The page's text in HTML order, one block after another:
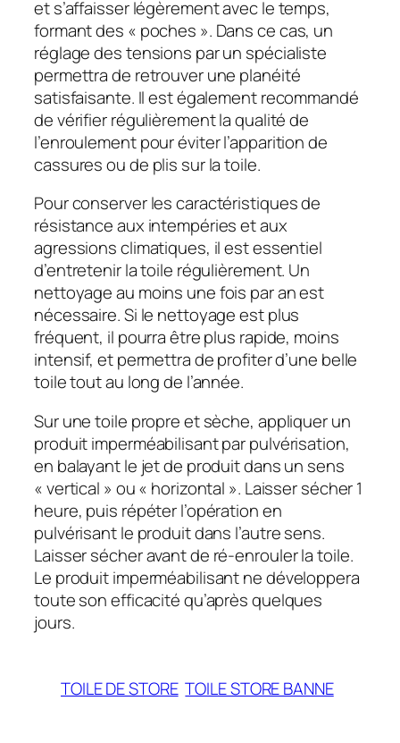
et s’affaisser légèrement avec le temps,
formant des « poches ». Dans ce cas, un
réglage des tensions par un spécialiste
permettra de retrouver une planéité
satisfaisante. Il est également recommandé
de vérifier régulièrement la qualité de
l’enroulement pour éviter l’apparition de
cassures ou de plis sur la toile.
Pour conserver les caractéristiques de
résistance aux intempéries et aux
agressions climatiques, il est essentiel
d’entretenir la toile régulièrement. Un
nettoyage au moins une fois par an est
nécessaire. Si le nettoyage est plus
fréquent, il pourra être plus rapide, moins
intensif, et permettra de profiter d’une belle
toile tout au long de l’année.
Sur une toile propre et sèche, appliquer un
produit imperméabilisant par pulvérisation,
en balayant le jet de produit dans un sens
« vertical » ou « horizontal ». Laisser sécher 1
heure, puis répéter l’opération en
pulvérisant le produit dans l’autre sens.
Laisser sécher avant de ré-enrouler la toile.
Le produit imperméabilisant ne développera
toute son efficacité qu’après quelques
jours.
TOILE DE STORE TOILE STORE BANNE